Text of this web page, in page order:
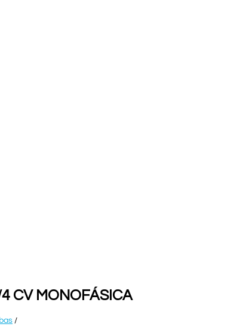
CV MONOFÁSICA